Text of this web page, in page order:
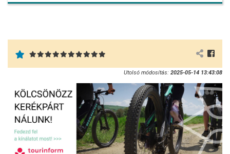
Utolsó módosítás: 2025-05-14 13:43:08